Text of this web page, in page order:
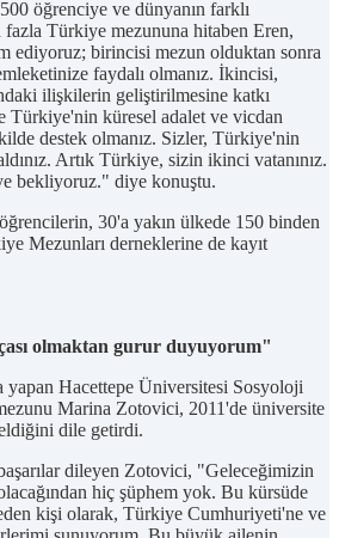
öğrenciye ve dünyanın farklı
Türkiye mezununa hitaben Eren,
ediyoruz; birincisi mezun olduktan sonra
faydalı olmanız. İkincisi,
ilişkilerin geliştirilmesine katkı
Türkiye'nin küresel adalet ve vicdan
destek olmanız. Sizler, Türkiye'nin
Artık Türkiye, sizin ikinci vatanınız.
bekliyoruz." diye konuştu.
30'a yakın ülkede 150 binden
Mezunları derneklerine de kayıt
olmaktan gurur duyuyorum"
yapan Hacettepe Üniversitesi Sosyoloji
Marina Zotovici, 2011'de üniversite
dile getirdi.
dileyen Zotovici, "Geleceğimizin
hiç şüphem yok. Bu kürsüde
kişi olarak, Türkiye Cumhuriyeti'ne ve